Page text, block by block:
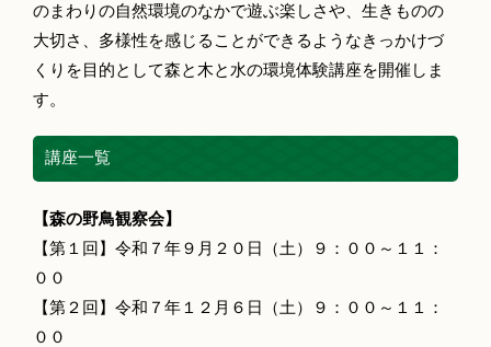
のまわりの自然環境のなかで遊ぶ楽しさや、生きものの
大切さ、多様性を感じることができるようなきっかけづ
くりを目的として森と木と水の環境体験講座を開催しま
す。
講座一覧
【森の野鳥観察会】
【第１回】令和７年９月２０日（土）９：００～１１：
００
【第２回】令和７年１２月６日（土）９：００～１１：
００